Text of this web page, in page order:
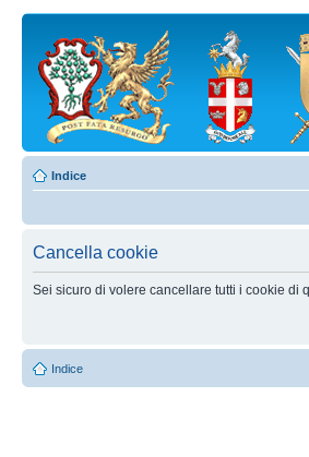
Indice
Cancella cookie
Sei sicuro di volere cancellare tutti i cookie di
Indice